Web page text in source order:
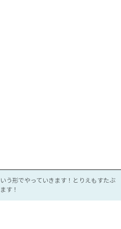
う形でやっていきます！とりえもすたぶ
す！